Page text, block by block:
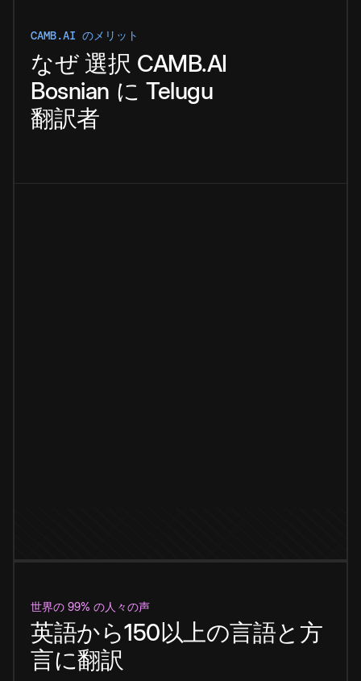
CAMB.AI のメリット
なぜ 選択 CAMB.AI
Bosnian に Telugu
翻訳者
世界の 99% の人々の声
英語から150以上の言語と方
言に翻訳